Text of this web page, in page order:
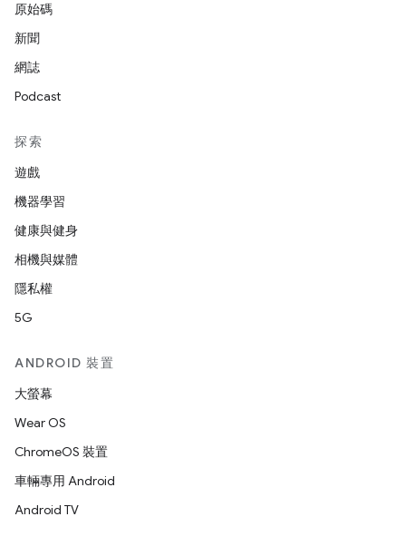
原始碼
新聞
網誌
Podcast
探索
遊戲
機器學習
健康與健身
相機與媒體
隱私權
5G
ANDROID 裝置
大螢幕
Wear OS
ChromeOS 裝置
車輛專用 Android
Android TV